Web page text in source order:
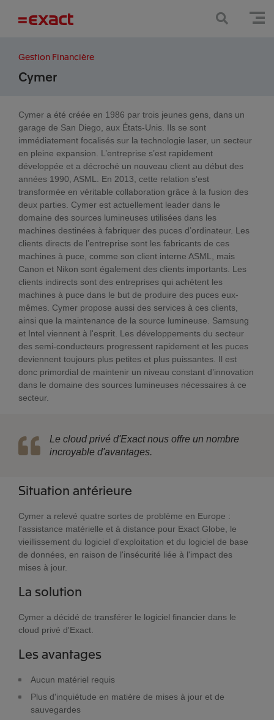
Gestion Financière
Cymer
Cymer a été créée en 1986 par trois jeunes gens, dans un
garage de San Diego, aux États-Unis. Ils se sont
immédiatement focalisés sur la technologie laser, un secteur
en pleine expansion. L’entreprise s’est rapidement
développée et a décroché un nouveau client au début des
années 1990, ASML. En 2013, cette relation s'est
transformée en véritable collaboration grâce à la fusion des
deux parties. Cymer est actuellement leader dans le
domaine des sources lumineuses utilisées dans les
machines destinées à fabriquer des puces d’ordinateur. Les
clients directs de l’entreprise sont les fabricants de ces
machines à puce, comme son client interne ASML, mais
Canon et Nikon sont également des clients importants. Les
clients indirects sont des entreprises qui achètent les
machines à puce dans le but de produire des puces eux-
mêmes. Cymer propose aussi des services à ces clients,
ainsi que la maintenance de la source lumineuse. Samsung
et Intel viennent à l'esprit. Les développements du secteur
des semi-conducteurs progressent rapidement et les puces
deviennent toujours plus petites et plus puissantes. Il est
donc primordial de maintenir un niveau constant d’innovation
dans le domaine des sources lumineuses nécessaires à ce
secteur.
Le cloud privé d'Exact nous offre un nombre
incroyable d'avantages.
Situation antérieure
Cymer a relevé quatre sortes de problème en Europe :
l'assistance matérielle et à distance pour Exact Globe, le
vieillissement du logiciel d'exploitation et du logiciel de base
de données, en raison de l'insécurité liée à l'impact des
mises à jour.
La solution
Cymer a décidé de transférer le logiciel financier dans le
cloud privé d'Exact.
Les avantages
Aucun matériel requis
Plus d'inquiétude en matière de mises à jour et de
sauvegardes